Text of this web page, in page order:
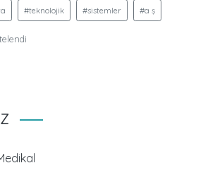
#teknolojik #sistemler #a ş